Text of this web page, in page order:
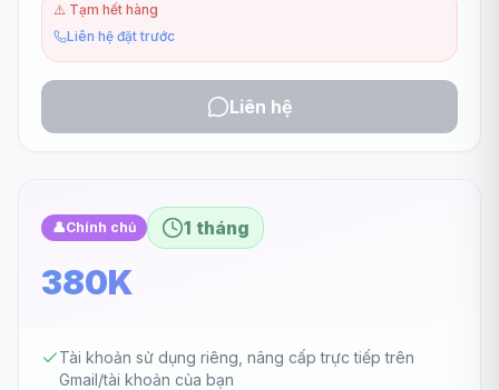
⚠️ Tạm hết hàng
Liên hệ đặt trước
Liên hệ
👤Chính chủ 1 tháng
380K
Tài khoản sử dụng riêng, nâng cấp trực tiếp trên
Gmail/tài khoản của bạn